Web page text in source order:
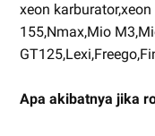
xeon karburator,xeon
155,Nmax,Mio
Apa akibatnya jika